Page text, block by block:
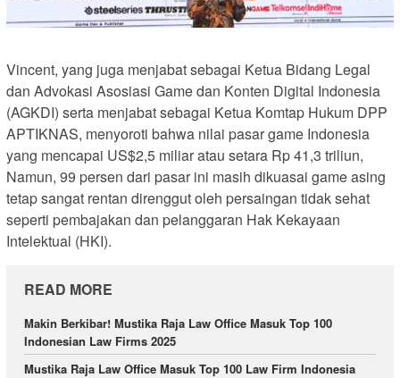
Vincent, yang juga menjabat sebagai Ketua Bidang Legal
dan Advokasi Asosiasi Game dan Konten Digital Indonesia
(AGKDI) serta menjabat sebagai Ketua Komtap Hukum DPP
APTIKNAS, menyoroti bahwa nilai pasar game Indonesia
yang mencapai US$2,5 miliar atau setara Rp 41,3 triliun,
Namun, 99 persen dari pasar ini masih dikuasai game asing
tetap sangat rentan direnggut oleh persaingan tidak sehat
seperti pembajakan dan pelanggaran Hak Kekayaan
Intelektual (HKI).
READ MORE
Makin Berkibar! Mustika Raja Law Office Masuk Top 100
Indonesian Law Firms 2025
Mustika Raja Law Office Masuk Top 100 Law Firm Indonesia